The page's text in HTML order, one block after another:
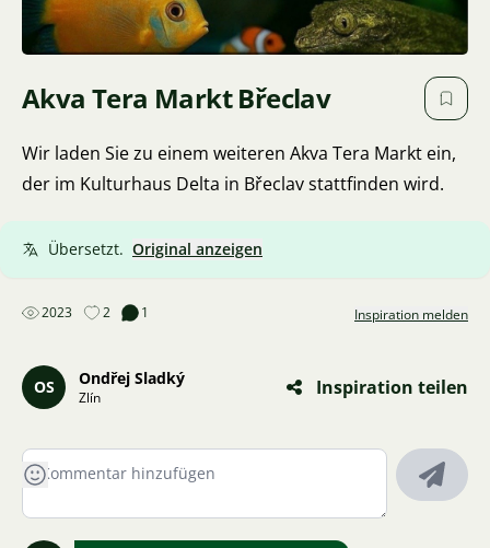
Akva Tera Markt Břeclav
Wir laden Sie zu einem weiteren Akva Tera Markt ein,
der im Kulturhaus Delta in Břeclav stattfinden wird.
Übersetzt. Original anzeigen
2023 2 1 Inspiration melden
OS Ondřej Sladký
Zlín Inspiration teilen